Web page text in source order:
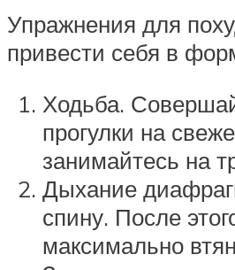
Упражнения для
привести себя в
Ходьба.
прогулки на
занимайтесь на
Дыхание
спину. После
максимально